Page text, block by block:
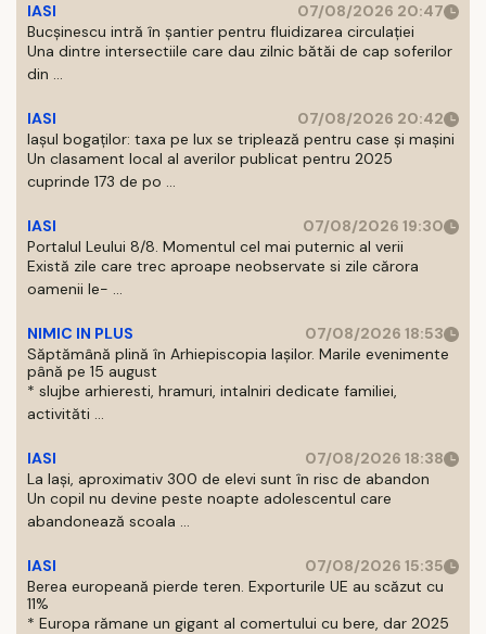
IASI
07/08/2026 20:47
Bucșinescu intră în șantier pentru fluidizarea circulației
Una dintre intersectiile care dau zilnic bătăi de cap soferilor
din ...
IASI
07/08/2026 20:42
Iașul bogaților: taxa pe lux se triplează pentru case și mașini
Un clasament local al averilor publicat pentru 2025
cuprinde 173 de po ...
IASI
07/08/2026 19:30
Portalul Leului 8/8. Momentul cel mai puternic al verii
Există zile care trec aproape neobservate si zile cărora
oamenii le- ...
NIMIC IN PLUS
07/08/2026 18:53
Săptămână plină în Arhiepiscopia Iașilor. Marile evenimente
până pe 15 august
* slujbe arhieresti, hramuri, intalniri dedicate familiei,
activităti ...
IASI
07/08/2026 18:38
La Iași, aproximativ 300 de elevi sunt în risc de abandon
Un copil nu devine peste noapte adolescentul care
abandonează scoala ...
IASI
07/08/2026 15:35
Berea europeană pierde teren. Exporturile UE au scăzut cu
11%
* Europa rămane un gigant al comertului cu bere, dar 2025